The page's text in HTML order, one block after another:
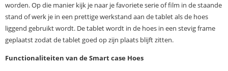
worden. Op die manier kijk je naar je favoriete serie of film in de staande
stand of werk je in een prettige werkstand aan de tablet als de hoes
liggend gebruikt wordt. De tablet wordt in de hoes in een stevig frame
geplaatst zodat de tablet goed op zijn plaats blijft zitten.
Functionaliteiten van de Smart case Hoes